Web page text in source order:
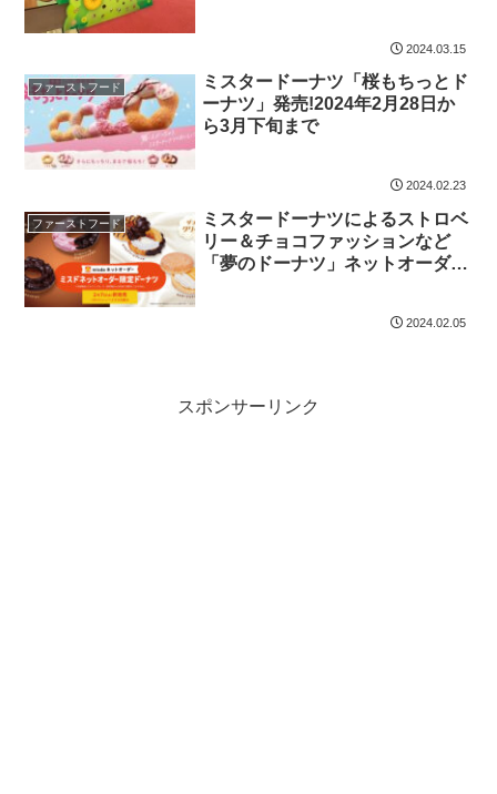
2024.03.15
ファーストフード
ミスタードーナツ「桜もちっとド
ーナツ」発売!2024年2月28日か
ら3月下旬まで
2024.02.23
ファーストフード
ミスタードーナツによるストロベ
リー＆チョコファッションなど
「夢のドーナツ」ネットオーダー
2024.02.05
スポンサーリンク